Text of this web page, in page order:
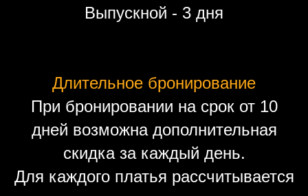
Выпускной - 3 дня
Длительное бронирование
При бронировании на срок от 10
дней возможна дополнительная
скидка за каждый день.
Для каждого платья рассчитывается